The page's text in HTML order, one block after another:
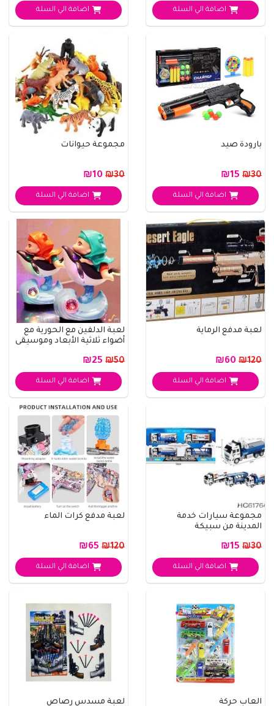
اضافة الي السلة اضافة الي السلة
بارودة صيد
₪30
اضافة الي السلة
مجموعة حيوانات
₪30
اضافة الي السلة
لعبة مدفع الرماية
₪120
اضافة الي السلة
لعبة الدلفين مع الحورية مع
أضواء ثلاثية الأبعاد وموسيقى
₪50
اضافة الي السلة
مجموعة سيارات خدمة
المدينة من سبيكة
₪30
اضافة الي السلة
لعبة مدفع كرات الماء
₪120
اضافة الي السلة
العاب حركة لعبة مسدس رصاص